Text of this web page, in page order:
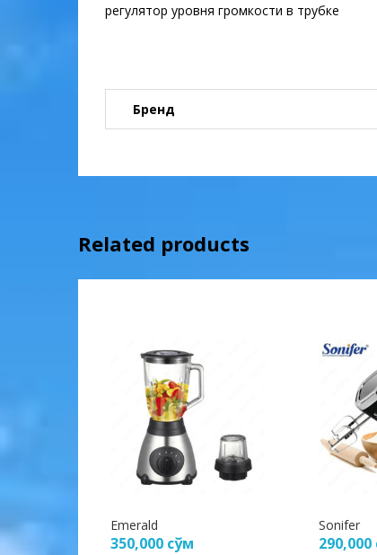
регулятор уровня громкости в трубке
Бренд
Related products
Emerald
350,000 сўм
Sonifer
290,000